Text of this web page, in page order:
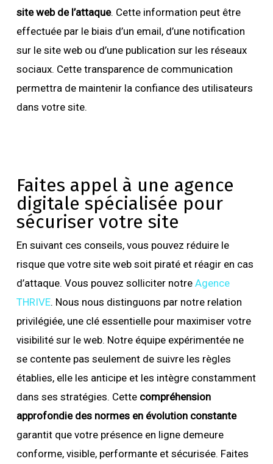
site web de l’attaque. Cette information peut être
effectuée par le biais d’un email, d’une notification
sur le site web ou d’une publication sur les réseaux
sociaux. Cette transparence de communication
permettra de maintenir la confiance des utilisateurs
dans votre site.
Faites appel à une agence
digitale spécialisée pour
sécuriser votre site
En suivant ces conseils, vous pouvez réduire le
risque que votre site web soit piraté et réagir en cas
d’attaque. Vous pouvez solliciter notre Agence
THRIVE. Nous nous distinguons par notre relation
privilégiée, une clé essentielle pour maximiser votre
visibilité sur le web. Notre équipe expérimentée ne
se contente pas seulement de suivre les règles
établies, elle les anticipe et les intègre constamment
dans ses stratégies. Cette compréhension
approfondie des normes en évolution constante
garantit que votre présence en ligne demeure
conforme, visible, performante et sécurisée. Faites